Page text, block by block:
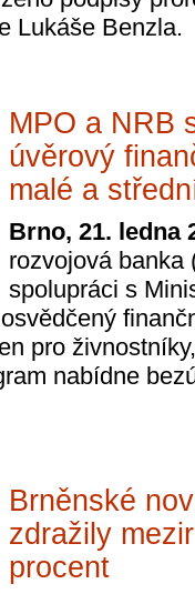
Lukáše Benzla.
MPO a NRB
úvěrový
malé a
Brno, 21. ledna
rozvojová banka
spolupráci s
pro
nabídne
Brněnské
zdražily
procent